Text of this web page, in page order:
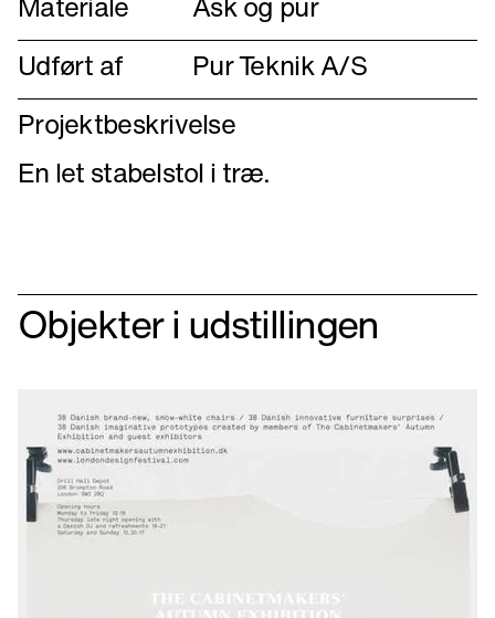
Udført af
Pur Teknik A/S
Projektbeskrivelse
En let stabelstol i træ.
Objekter i udstillingen